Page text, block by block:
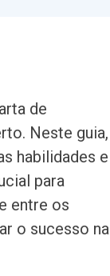
de
Neste guia,
habilidades e
para
entre os
o sucesso na